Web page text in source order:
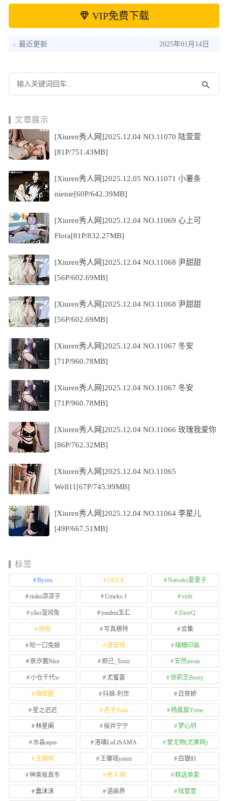
VIP免费下载
最近更新 2025年01月14日
文章展示
[Xiuren秀人网]2025.12.04 NO.11070 陆萱萱
[81P/751.43MB]
[Xiuren秀人网]2025.12.05 NO.11071 小薯条
nienie[60P/642.39MB]
[Xiuren秀人网]2025.12.04 NO.11069 心上可
Flora[81P/832.27MB]
[Xiuren秀人网]2025.12.04 NO.11068 尹甜甜
[56P/602.69MB]
[Xiuren秀人网]2025.12.04 NO.11068 尹甜甜
[56P/602.69MB]
[Xiuren秀人网]2025.12.04 NO.11067 冬安
[71P/960.78MB]
[Xiuren秀人网]2025.12.04 NO.11067 冬安
[71P/960.78MB]
[Xiuren秀人网]2025.12.04 NO.11066 玫瑰我爱你
[86P/762.32MB]
[Xiuren秀人网]2025.12.04 NO.11065
Well11[67P/745.99MB]
[Xiuren秀人网]2025.12.04 NO.11064 李星儿
[49P/667.51MB]
标签
Byoru LRXX Natsuko夏夏子
rioko凉凉子 Umeko J vmb
yiko湿润兔 yuuhui玉汇 ZinieQ
丽柜 写真模特 合集
咬一口兔娘 唐安琪 喵糖印画
奈汐酱Nice 妲己_Toxic 安然anran
小仓千代w 尤蜜荟 徐莉芝Booty
微密圈 抖娘-利世 日奈娇
星之迟迟 杏子Yada 杨晨晨Yome
林星阑 桜井宁宁 梦心玥
水淼aqua 洛璃LoLiSAMA 爱尤物(尤果网)
王雨纯 王馨瑶yanni 白银81
神楽坂真冬 秀人网 精选单套
蠢沫沫 语画界 陆萱萱